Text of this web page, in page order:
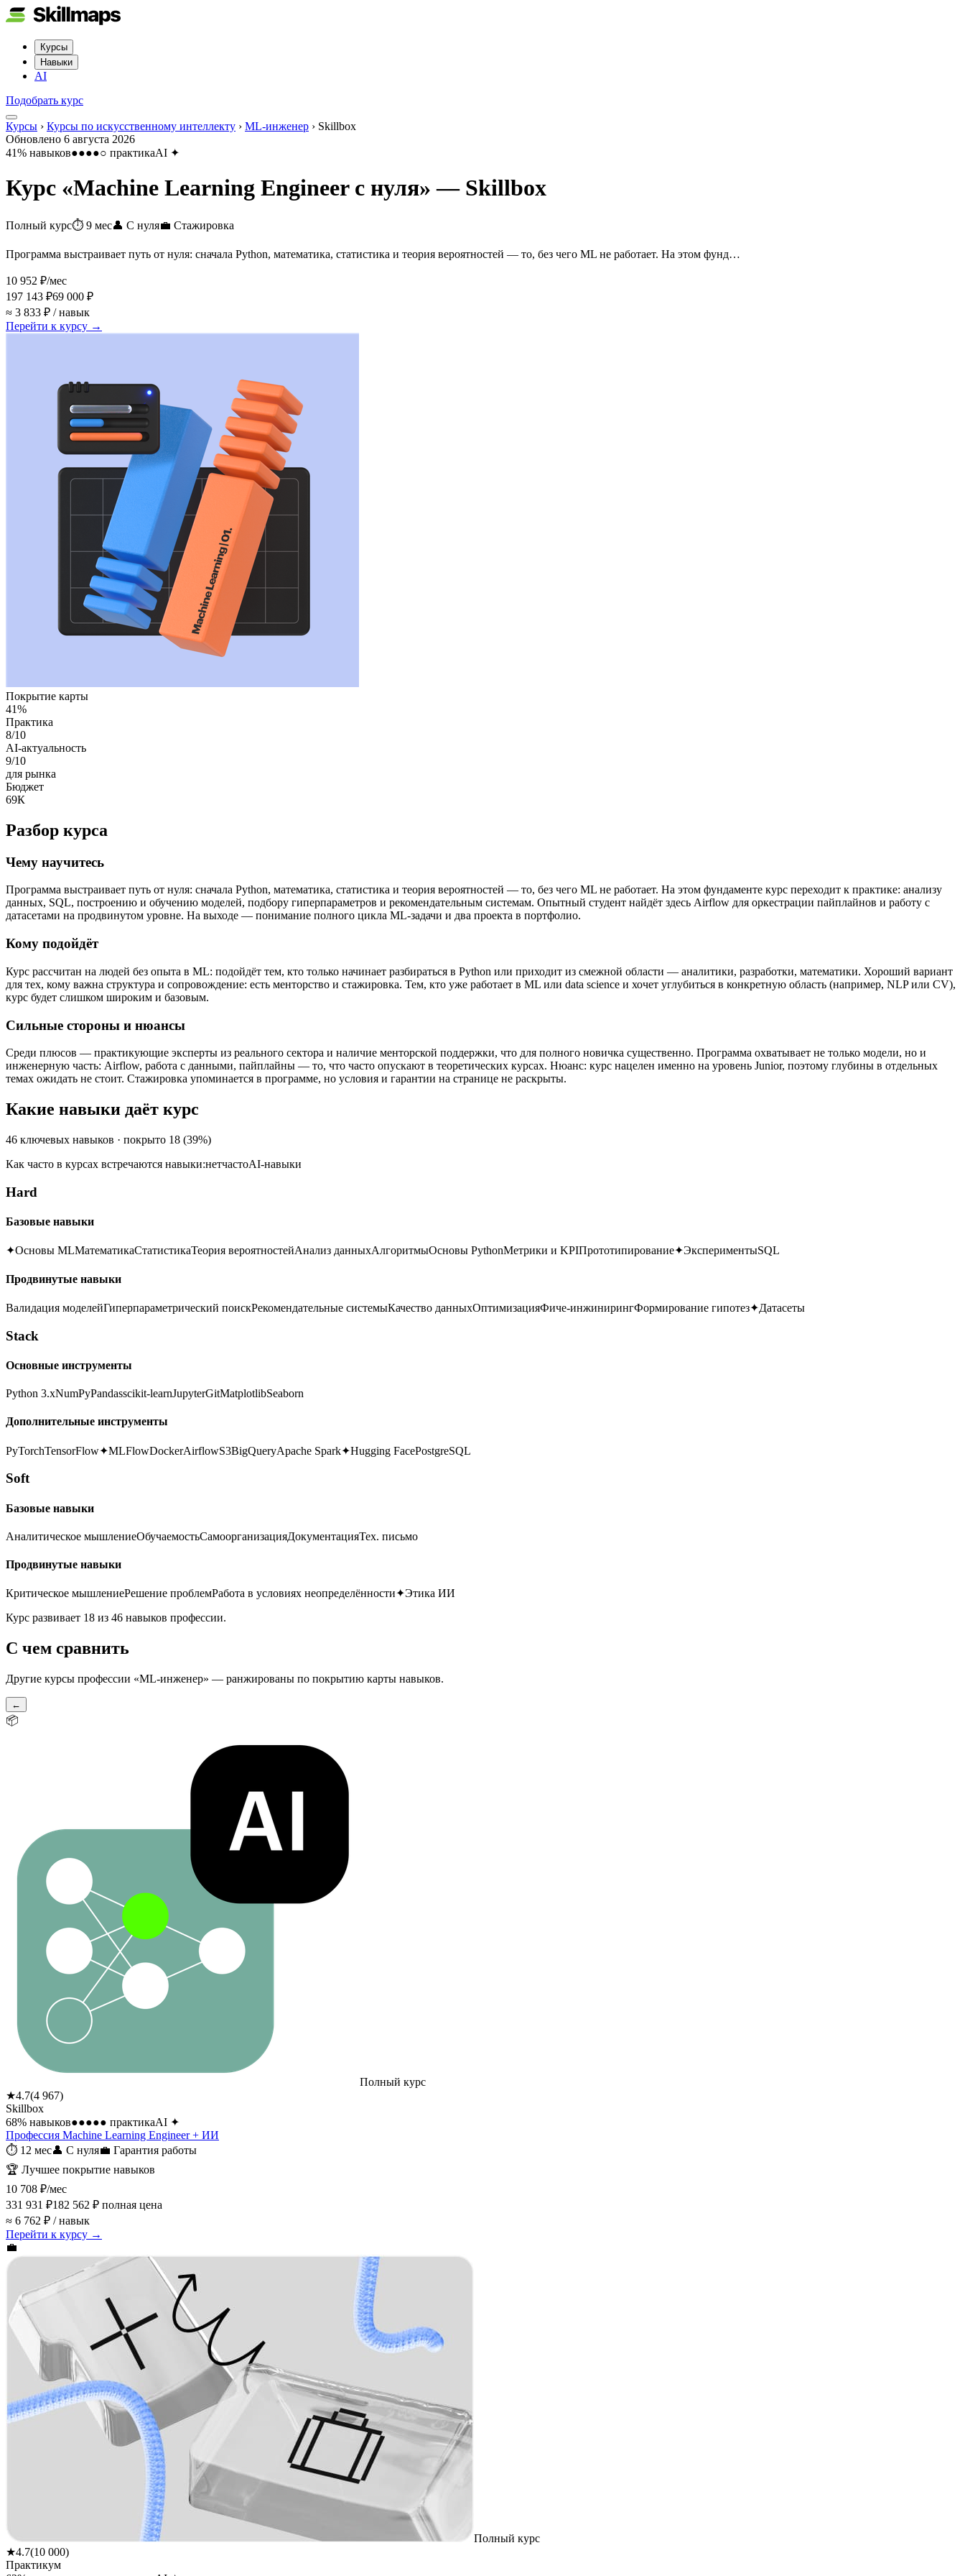
Курсы
Навыки
AI
Подобрать курс
Курсы › Курсы по искусственному интеллекту › ML-инженер › Skillbox
Обновлено 6 августа 2026
41% навыков●●●●○ практикаAI ✦
Курс «Machine Learning Engineer с нуля» — Skillbox
Полный курс⏱ 9 мес👤 С нуля💼 Стажировка
Программа выстраивает путь от нуля: сначала Python, математика, статистика и теория вероятностей — то, без чего ML не работает. На этом фунд…
10 952 ₽/мес
197 143 ₽69 000 ₽
≈ 3 833 ₽ / навык
Перейти к курсу →
Покрытие карты
41%
Практика
8/10
AI-актуальность
9/10
для рынка
Бюджет
69К
Разбор курса
Чему научитесь
Программа выстраивает путь от нуля: сначала Python, математика, статистика и теория вероятностей — то, без чего ML не работает. На этом фундаменте курс переходит к практике: анализу
данных, SQL, построению и обучению моделей, подбору гиперпараметров и рекомендательным системам. Опытный студент найдёт здесь Airflow для оркестрации пайплайнов и работу с
датасетами на продвинутом уровне. На выходе — понимание полного цикла ML-задачи и два проекта в портфолио.
Кому подойдёт
Курс рассчитан на людей без опыта в ML: подойдёт тем, кто только начинает разбираться в Python или приходит из смежной области — аналитики, разработки, математики. Хороший вариант
для тех, кому важна структура и сопровождение: есть менторство и стажировка. Тем, кто уже работает в ML или data science и хочет углубиться в конкретную область (например, NLP или CV),
курс будет слишком широким и базовым.
Сильные стороны и нюансы
Среди плюсов — практикующие эксперты из реального сектора и наличие менторской поддержки, что для полного новичка существенно. Программа охватывает не только модели, но и
инженерную часть: Airflow, работа с данными, пайплайны — то, что часто опускают в теоретических курсах. Нюанс: курс нацелен именно на уровень Junior, поэтому глубины в отдельных
темах ожидать не стоит. Стажировка упоминается в программе, но условия и гарантии на странице не раскрыты.
Какие навыки даёт курс
46 ключевых навыков · покрыто 18 (39%)
Как часто в курсах встречаются навыки:нетчастоAI-навыки
Hard
Базовые навыки
✦Основы MLМатематикаСтатистикаТеория вероятностейАнализ данныхАлгоритмыОсновы PythonМетрики и KPIПрототипирование✦ЭкспериментыSQL
Продвинутые навыки
Валидация моделейГиперпараметрический поискРекомендательные системыКачество данныхОптимизацияФиче-инжинирингФормирование гипотез✦Датасеты
Stack
Основные инструменты
Python 3.xNumPyPandasscikit-learnJupyterGitMatplotlibSeaborn
Дополнительные инструменты
PyTorchTensorFlow✦MLFlowDockerAirflowS3BigQueryApache Spark✦Hugging FacePostgreSQL
Soft
Базовые навыки
Аналитическое мышлениеОбучаемостьСамоорганизацияДокументацияТех. письмо
Продвинутые навыки
Критическое мышлениеРешение проблемРабота в условиях неопределённости✦Этика ИИ
Курс развивает 18 из 46 навыков профессии.
С чем сравнить
Другие курсы профессии «ML-инженер» — ранжированы по покрытию карты навыков.
←
📦
Полный курс
★4.7(4 967)
Skillbox
68% навыков●●●●● практикаAI ✦
Профессия Machine Learning Engineer + ИИ
⏱ 12 мес👤 С нуля💼 Гарантия работы
🏆 Лучшее покрытие навыков
10 708 ₽/мес
331 931 ₽182 562 ₽ полная цена
≈ 6 762 ₽ / навык
Перейти к курсу →
💼
Полный курс
★4.7(10 000)
Практикум